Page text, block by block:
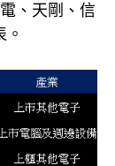
、天剛、信